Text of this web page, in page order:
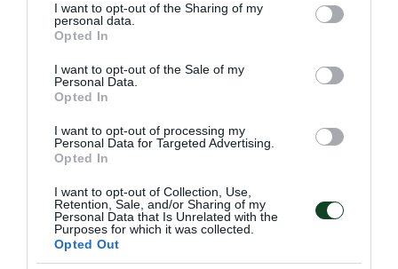
not limited to your visit or usage behaviour. You may click to
grant or deny consent to Google and its third-party tags to
use your data for below specified purposes in below Google
consent section.
I want to opt-out of the Sharing of my
personal data.
Opted In
I want to opt-out of the Sale of my
Personal Data.
Opted In
I want to opt-out of processing my
Personal Data for Targeted Advertising.
Opted In
I want to opt-out of Collection, Use,
Retention, Sale, and/or Sharing of my
Personal Data that Is Unrelated with the
Purposes for which it was collected.
Opted Out
25.07.2026 ΠΟΛΟ ΑΝΔΡΩΝ